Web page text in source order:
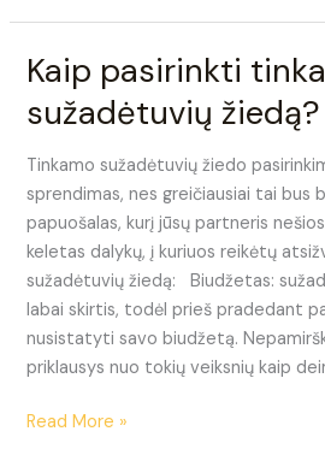
Kaip pasirinkti
sužadėtuvių žiedą?
Tinkamo sužadėtuvių žiedo
sprendimas, nes greičiausiai tai bus
papuošalas, kurį jūsų partneris
keletas dalykų, į kuriuos reikėtų
sužadėtuvių žiedą: Biudžetas:
labai skirtis, todėl prieš pradedant
nusistatyti savo biudžetą.
priklausys nuo tokių veiksnių kaip
Kaip
pasirinkti
tinkamą
žiedą?
Read More »